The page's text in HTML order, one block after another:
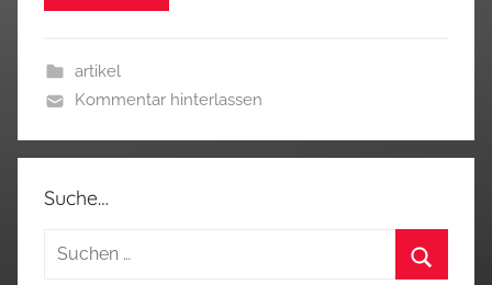
artikel
Kommentar hinterlassen
Suche…
Suchen